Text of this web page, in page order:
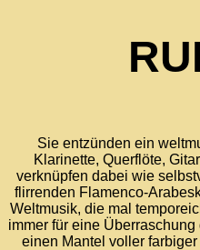
Sie entzünden ein
Klarinette, Querflöte,
verknüpfen dabei wie
flirrenden Flamenco-
Weltmusik, die mal
immer für eine
einen Mantel voller